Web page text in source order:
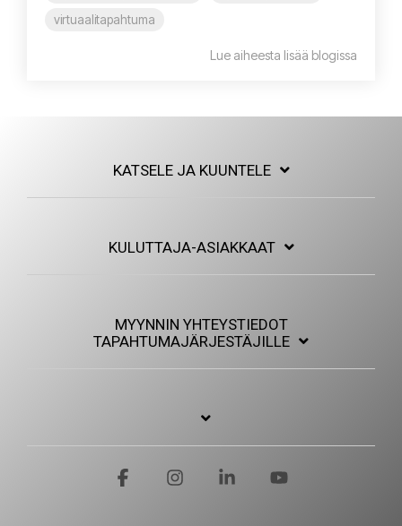
virtuaalitapahtuma
Lue aiheesta lisää blogissa
KATSELE JA KUUNTELE
KULUTTAJA-ASIAKKAAT
MYYNNIN YHTEYSTIEDOT
TAPAHTUMAJÄRJESTÄJILLE
FacebookInstagram Linkedin